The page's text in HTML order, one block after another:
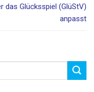
das Glücksspiel (GlüStV)
anpasst